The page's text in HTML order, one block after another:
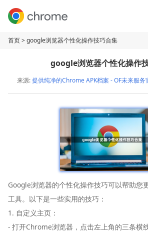
首页> google浏览器个性化操作技巧合集
google浏览器个性化操作
来源:提供纯净的Chrome APK档案 - OF未来服务
Google浏览器的个性化操作技巧可以帮助您
工具。以下是一些实用的技巧：
1. 自定义主页：
- 打开Chrome浏览器，点击左上角的三条横线